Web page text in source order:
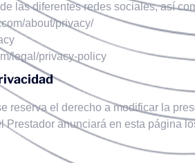
las diferentes redes sociales, así
about/privacy/
legal/privacy-policy
reserva el derecho a modificar la
Prestador anunciará en esta página